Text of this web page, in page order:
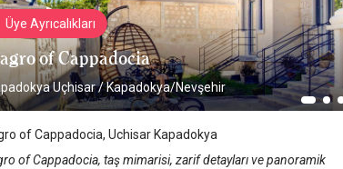
Üye Ayrıcalıkları
of Cappadocia
Uçhisar/Kapadokya/Nevşehir
of Cappadocia, Uchisar Kapadokya
of Cappadocia, taş mimarisi, zarif detayları ve panoramik